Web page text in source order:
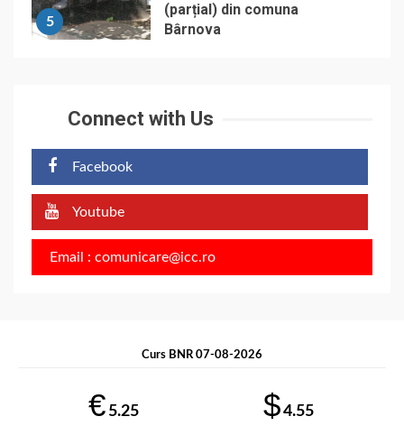
5
(parțial) din comuna
Bârnova
Connect with Us
Facebook
Youtube
Email : comunicare@icc.ro
Curs BNR 07-08-2026
€ 5.25 $4.55